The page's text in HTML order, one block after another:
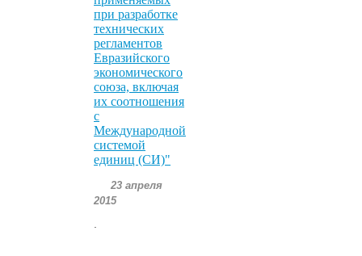
при разработке
технических
регламентов
Евразийского
экономического
союза, включая
их соотношения
с
Международной
системой
единиц (СИ)"
23 апреля
2015